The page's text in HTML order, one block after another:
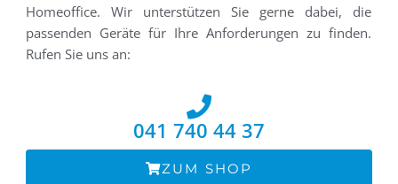
Homeoffice. Wir unterstützen Sie gerne dabei, die
passenden Geräte für Ihre Anforderungen zu finden.
Rufen Sie uns an:
041 740 44 37
ZUM SHOP